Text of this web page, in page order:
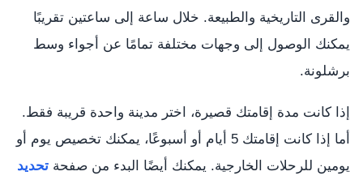
والقرى التاريخية والطبيعة. خلال ساعة إلى ساعتين تقريبًا
يمكنك الوصول إلى وجهات مختلفة تمامًا عن أجواء وسط
برشلونة.
إذا كانت مدة إقامتك قصيرة، اختر مدينة واحدة قريبة فقط.
أما إذا كانت إقامتك 5 أيام أو أسبوعًا، يمكنك تخصيص يوم أو
يومين للرحلات الخارجية. يمكنك أيضًا البدء من صفحة تحديد